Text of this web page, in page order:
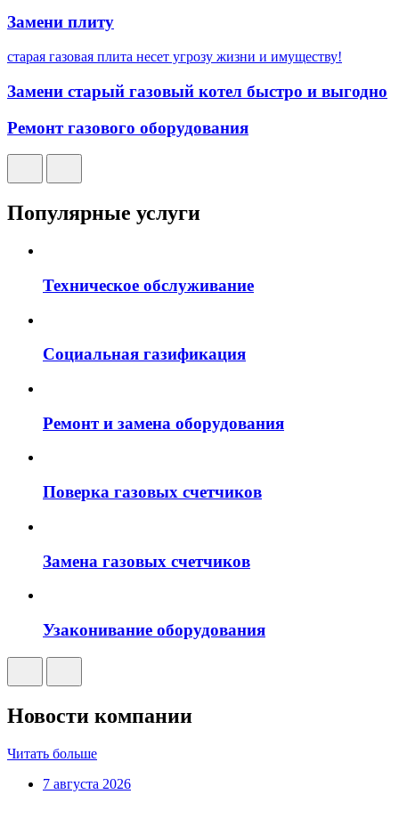
Замени плиту
старая газовая плита несет угрозу жизни и имуществу!
Замени старый газовый котел быстро и выгодно
Ремонт газового оборудования
Популярные услуги
Техническое обслуживание
Социальная газификация
Ремонт и замена оборудования
Поверка газовых счетчиков
Замена газовых счетчиков
Узаконивание оборудования
Новости компании
Читать больше
7 августа 2026